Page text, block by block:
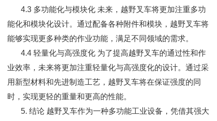
4.3 多功能化与模块化 未来，越野叉车将更加注重多功
能化和模块化设计。通过配备各种附件和模块，越野叉车将
能够实现更多种类的作业功能，满足不同领域的需求。
4.4 轻量化与高强度化 为了提高越野叉车的通过性和作
业效率，未来将更加注重轻量化与高强度化的设计。通过采
用新型材料和先进制造工艺，越野叉车将在保证强度的同
时，实现更轻的重量和更高的性能。
5. 结论 越野叉车作为一种多功能工业设备，凭借其强大